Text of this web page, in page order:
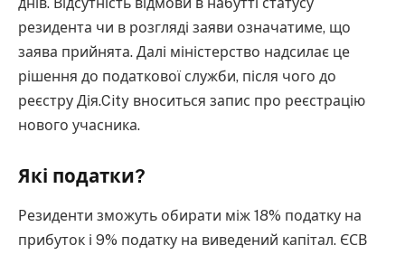
днів. Відсутність відмови в набутті статусу
резидента чи в розгляді заяви означатиме, що
заява прийнята. Далі міністерство надсилає це
рішення до податкової служби, після чого до
реєстру Дія.City вноситься запис про реєстрацію
нового учасника.
Які податки?
Резиденти зможуть обирати між 18% податку на
прибуток і 9% податку на виведений капітал. ЄСВ